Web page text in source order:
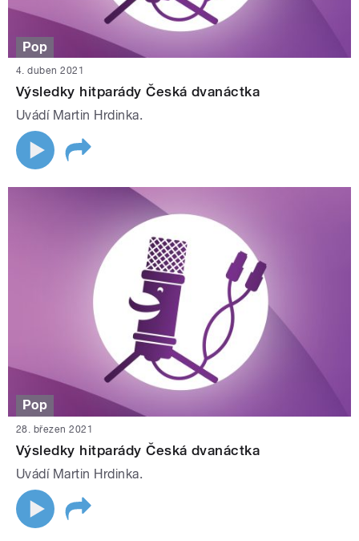
Pop
4. duben 2021
Výsledky hitparády Česká dvanáctka
Uvádí Martin Hrdinka.
Pop
28. březen 2021
Výsledky hitparády Česká dvanáctka
Uvádí Martin Hrdinka.